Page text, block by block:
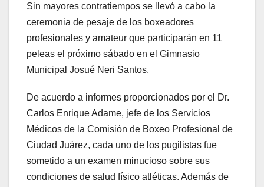
Sin mayores contratiempos se llevó a cabo la
ceremonia de pesaje de los boxeadores
profesionales y amateur que participarán en 11
peleas el próximo sábado en el Gimnasio
Municipal Josué Neri Santos.
De acuerdo a informes proporcionados por el Dr.
Carlos Enrique Adame, jefe de los Servicios
Médicos de la Comisión de Boxeo Profesional de
Ciudad Juárez, cada uno de los pugilistas fue
sometido a un examen minucioso sobre sus
condiciones de salud físico atléticas. Además de